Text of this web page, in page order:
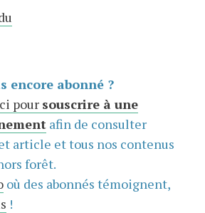
encore abonné ?
pour souscrire à une
afin de consulter
article et tous nos contenus
forêt.
où des abonnés témoignent,
!